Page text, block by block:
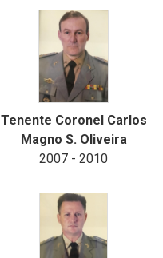
Tenente Coronel Carlos
Magno S. Oliveira
2007 - 2010